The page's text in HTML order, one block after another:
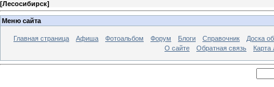
[Лесосибирск]
Меню сайта
Главная страница Афиша Фотоальбом Форум Блоги Справочник
Доска
О сайте
Обратная связь Карта